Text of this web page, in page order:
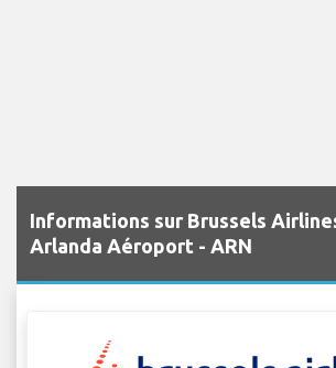
Informations sur Brussels
Arlanda Aéroport - ARN